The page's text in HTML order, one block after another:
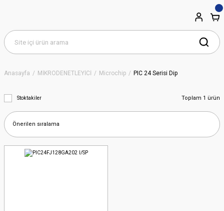
Anasayfa MİKRODENETLEYİCİ Microchip PIC 24 Serisi Dip
Stoktakiler Toplam 1 ürün